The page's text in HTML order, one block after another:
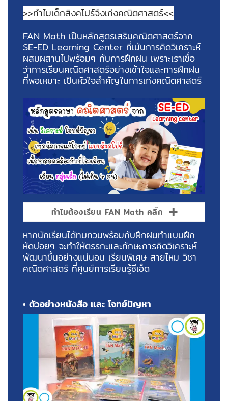
>>ทำไมเด็กสิงคโปร์จึงเก่งคณิตศาสตร์<<
FAN Math เป็นหลักสูตรเสริมคณิตศาสตร์จาก
SE-ED Learning Center ที่เน้นการคิดวิเคราะห์
ผสมผสานไปพร้อมๆ กับการฝึกฝน เพราะเราเชื่อ
ว่าการเรียนคณิตศาสตร์อย่างเข้าใจและการฝึกฝน
ที่พอเหมาะ เป็นหัวใจสำคัญในการเก่งคณิตศาสตร์
ทำไมต้องเรียน FAN Math คลิ๊ก
หากนักเรียนได้ทบทวนพร้อมกับฝึกฝนทำแบบฝึก
หัดบ่อยๆ จะทำให้ตรรกะและทักษะการคิดวิเคราะห์
พัฒนาขึ้นอย่างแน่นอน เรียนพิเศษ สายไหม วิชา
คณิตศาสตร์ ที่ศูนย์การเรียนรู้ซีเอ็ด
• ตัวอย่างหนังสือ และ โจทย์ปัญหา